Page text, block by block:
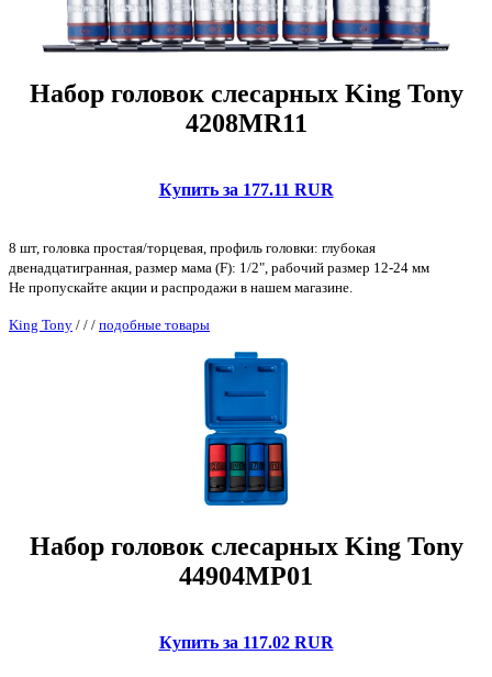
Набор головок слесарных King Tony
4208MR11
Купить за 177.11 RUR
8 шт, головка простая/торцевая, профиль головки: глубокая
двенадцатигранная, размер мама (F): 1/2", рабочий размер 12-24 мм
Не пропускайте акции и распродажи в нашем магазине.
King Tony / / / подобные товары
Набор головок слесарных King Tony
44904MP01
Купить за 117.02 RUR